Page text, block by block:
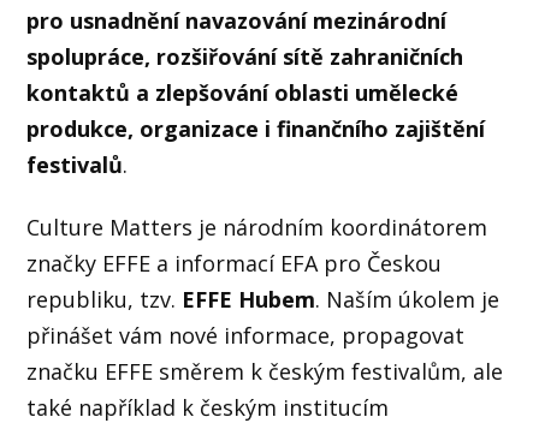
pro usnadnění navazování mezinárodní
spolupráce, rozšiřování sítě zahraničních
kontaktů a zlepšování oblasti umělecké
produkce, organizace i finančního zajištění
festivalů.
Culture Matters je národním koordinátorem
značky EFFE a informací EFA pro Českou
republiku, tzv. EFFE Hubem. Naším úkolem je
přinášet vám nové informace, propagovat
značku EFFE směrem k českým festivalům, ale
také například k českým institucím